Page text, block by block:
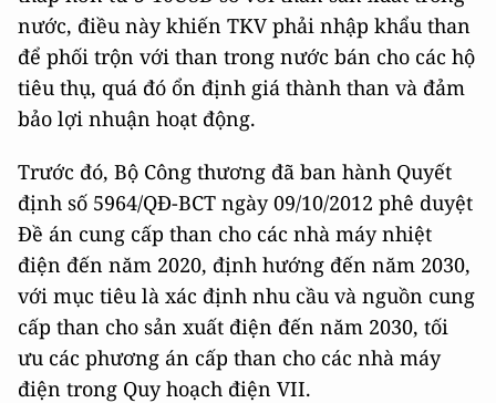
nước, điều này khiến TKV phải nhập khẩu than
để phối trộn với than trong nước bán cho các hộ
tiêu thụ, quá đó ổn định giá thành than và đảm
bảo lợi nhuận hoạt động.
Trước đó, Bộ Công thương đã ban hành Quyết
định số 5964/QĐ-BCT ngày 09/10/2012 phê duyệt
Đề án cung cấp than cho các nhà máy nhiệt
điện đến năm 2020, định hướng đến năm 2030,
với mục tiêu là xác định nhu cầu và nguồn cung
cấp than cho sản xuất điện đến năm 2030, tối
ưu các phương án cấp than cho các nhà máy
điện trong Quy hoạch điện VII.